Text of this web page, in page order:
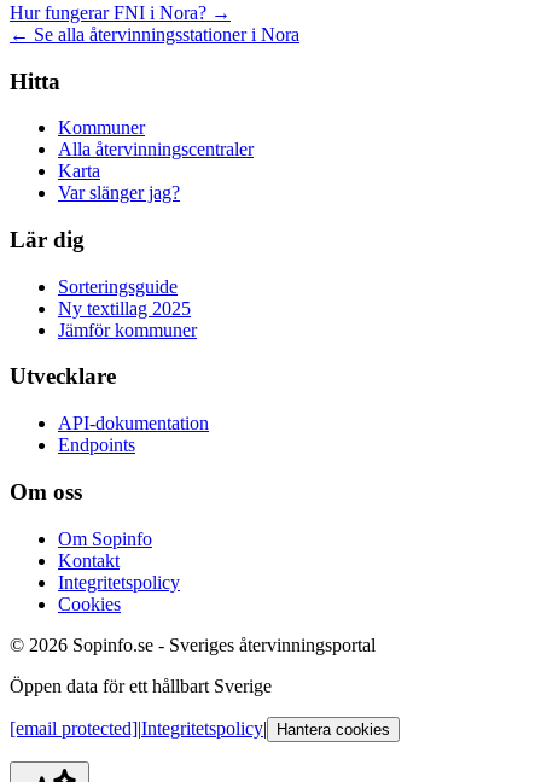
Hur fungerar FNI i Nora? →
← Se alla återvinningsstationer i Nora
Hitta
Kommuner
Alla återvinningscentraler
Karta
Var slänger jag?
Lär dig
Sorteringsguide
Ny textillag 2025
Jämför kommuner
Utvecklare
API-dokumentation
Endpoints
Om oss
Om Sopinfo
Kontakt
Integritetspolicy
Cookies
© 2026 Sopinfo.se - Sveriges återvinningsportal
Öppen data för ett hållbart Sverige
[email protected]|Integritetspolicy| Hantera cookies